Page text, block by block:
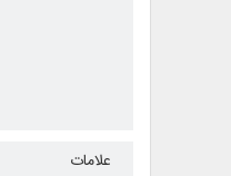
علامات